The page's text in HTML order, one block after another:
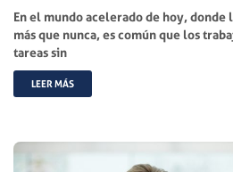
En el mundo acelerado de hoy,
más que nunca, es común que los
tareas sin
LEER MÁS